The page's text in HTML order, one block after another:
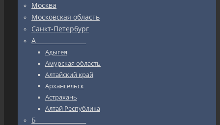
Москва
Московская область
Санкт-Петербург
А_________________
Адыгея
Амурская область
Алтайский край
Архангельск
Астрахань
Алтай Республика
Б_________________